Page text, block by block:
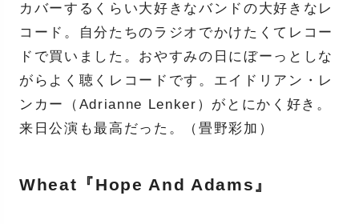
カバーするくらい大好きなバンドの大好きなレ
コード。自分たちのラジオでかけたくてレコー
ドで買いました。おやすみの日にぼーっとしな
がらよく聴くレコードです。エイドリアン・レ
ンカー（Adrianne Lenker）がとにかく好き。
来日公演も最高だった。（畳野彩加）
Wheat『Hope And Adams』